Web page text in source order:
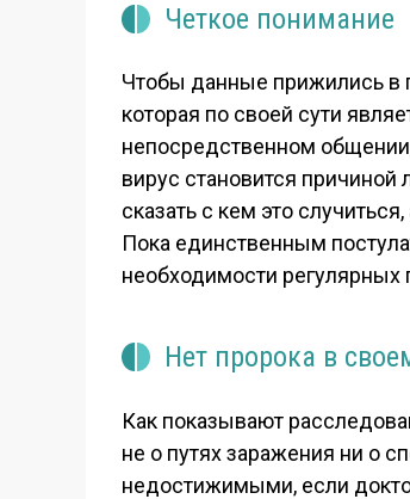
Четкое понимание
Чтобы данные прижились в
которая по своей сути
непосредственном общении,
вирус становится
сказать с кем это
Пока единственным
необходимости
Нет пророка в
Как показывают
не о путях заражения ни о
недостижимыми, если